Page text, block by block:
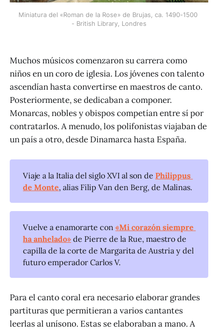
Miniatura del «Roman de la Rose» de Brujas, ca. 1490-1500
- British Library, Londres
Muchos músicos comenzaron su carrera como
niños en un coro de iglesia. Los jóvenes con talento
ascendían hasta convertirse en maestros de canto.
Posteriormente, se dedicaban a componer.
Monarcas, nobles y obispos competían entre sí por
contratarlos. A menudo, los polifonistas viajaban de
un país a otro, desde Dinamarca hasta España.
Viaje a la Italia del siglo XVI al son dePhilippus
de Monte, alias Filip Van den Berg, de Malinas.
Vuelve a enamorarte con«Mi corazón siempre
ha anhelado» de Pierre de la Rue, maestro de
capilla de la corte de Margarita de Austria y del
futuro emperador Carlos V.
Para el canto coral era necesario elaborar grandes
partituras que permitieran a varios cantantes
leerlas al unísono. Estas se elaboraban a mano. A